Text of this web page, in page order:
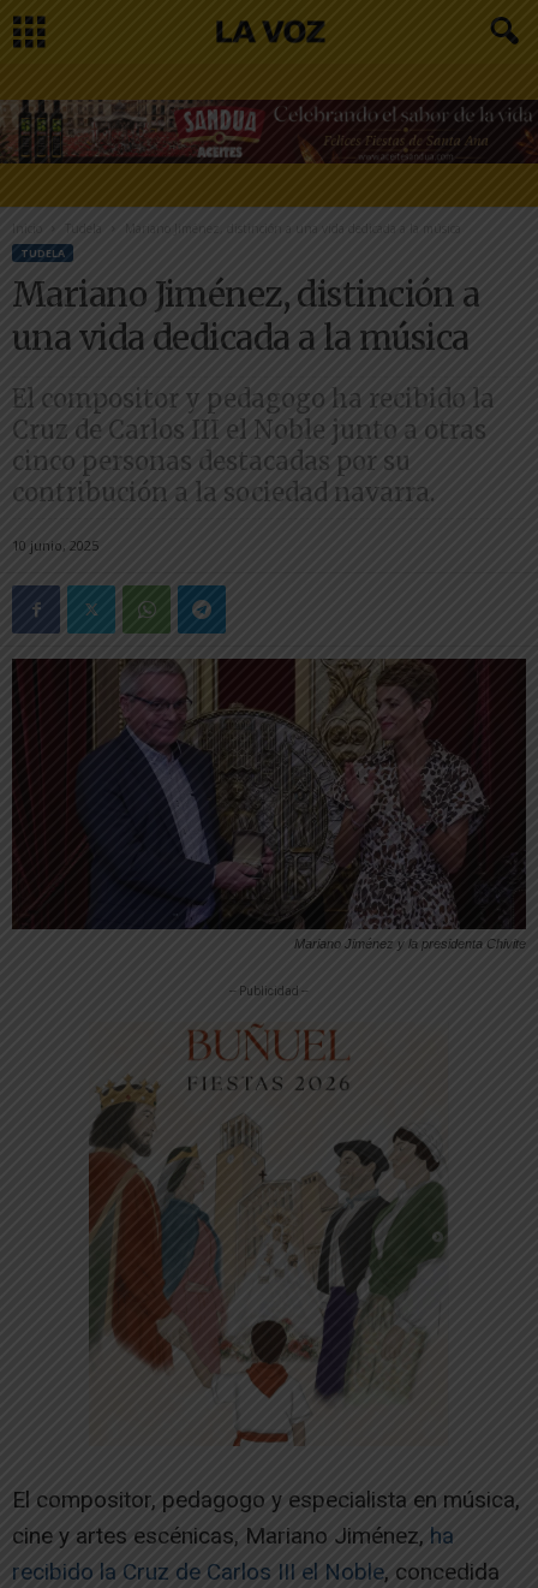
Inicio Tudela Mariano Jiménez, distinción a una vida dedicada a la música
TUDELA
Mariano Jiménez, distinción a
una vida dedicada a la música
El compositor y pedagogo ha recibido la
Cruz de Carlos III el Noble junto a otras
cinco personas destacadas por su
contribución a la sociedad navarra.
10 junio, 2025
Mariano Jiménez y la presidenta Chivite
-- Publicidad --
El compositor, pedagogo y especialista en música,
cine y artes escénicas, Mariano Jiménez, ha
recibido la Cruz de Carlos III el Noble, concedida